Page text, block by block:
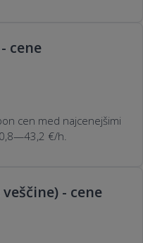
cene
cen med najcenejšimi
€/h.
- cene